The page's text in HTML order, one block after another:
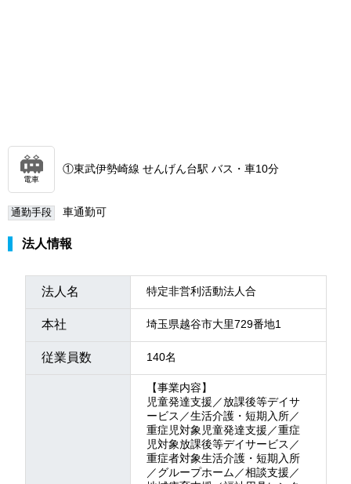
電車
①東武伊勢崎線 せんげん台駅 バス・車10分
通勤手段 車通勤可
法人情報
法人名 特定非営利活動法人合
本社 埼玉県越谷市大里729番地1
従業員数 140名
【事業内容】
児童発達支援／放課後等デイサ
ービス／生活介護・短期入所／
重症児対象児童発達支援／重症
児対象放課後等デイサービス／
重症者対象生活介護・短期入所
／グループホーム／相談支援／